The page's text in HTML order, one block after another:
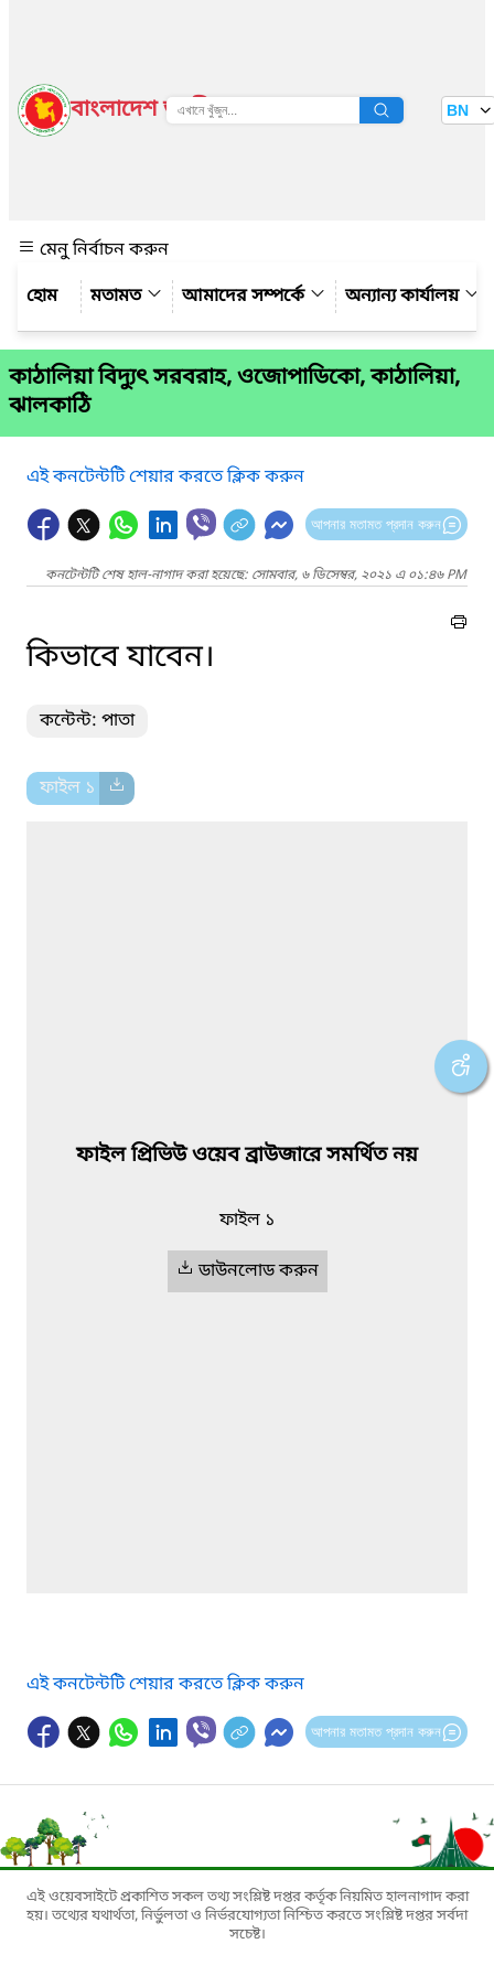
বাংলাদেশ জাতীয় তথ্য বাতায়ন BN
মেনু নির্বাচন করুন
মতামত
আমাদের সম্পর্কে অন্যান্য কার্যালয়
কাঠালিয়া বিদ্যুৎ সরবরাহ, ওজোপাডিকো, কাঠালিয়া,
ঝালকাঠি
এই কনটেন্টটি শেয়ার করতে ক্লিক করুন
আপনার মতামত প্রদান করুন
কনটেন্টটি শেষ হাল-নাগাদ করা হয়েছে: সোমবার, ৬ ডিসেম্বর, ২০২১ এ ০১:৪৬ PM
কিভাবে যাবেন।
কন্টেন্ট: পাতা
ফাইল ১
ফাইল প্রিভিউ ওয়েব ব্রাউজারে সমর্থিত নয়
ফাইল ১
ডাউনলোড করুন
এই কনটেন্টটি শেয়ার করতে ক্লিক করুন
আপনার মতামত প্রদান করুন
এই ওয়েবসাইটে প্রকাশিত সকল তথ্য সংশ্লিষ্ট দপ্তর কর্তৃক নিয়মিত হালনাগাদ করা
হয়। তথ্যের যথার্থতা, নির্ভুলতা ও নির্ভরযোগ্যতা নিশ্চিত করতে সংশ্লিষ্ট দপ্তর সর্বদা
সচেষ্ট।